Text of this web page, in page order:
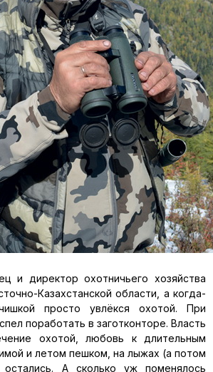
и директор охотничьего хозяйства
Казахстанской области, а когда-
просто увлёкся охотой. При
поработать в заготконторе. Власть
охотой, любовь к длительным
и летом пешком, на лыжах (а потом
А сколько уж поменялось